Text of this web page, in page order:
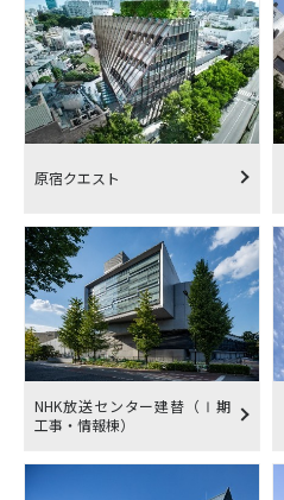
原宿クエスト
NHK放送センター建替（Ⅰ期
工事・情報棟）